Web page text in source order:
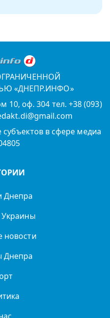
«ДНЕПР.ИНФО»
10, оф. 304 тел. +38 (093)
в сфере медиа
Днепра
Днепра